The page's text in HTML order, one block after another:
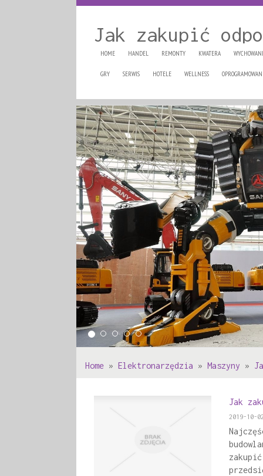
Jak zakupić
HOME HANDEL REMONTY KWATERA
GRY SERWIS HOTELE WELLNESS
Home » Elektronarzędzia » Maszyny »
Jak
2019-10-